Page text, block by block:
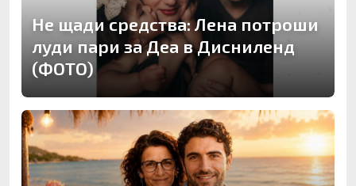
Не щади средства: Лена потроши
луди пари за Деа в Дисниленд
(ФОТО)